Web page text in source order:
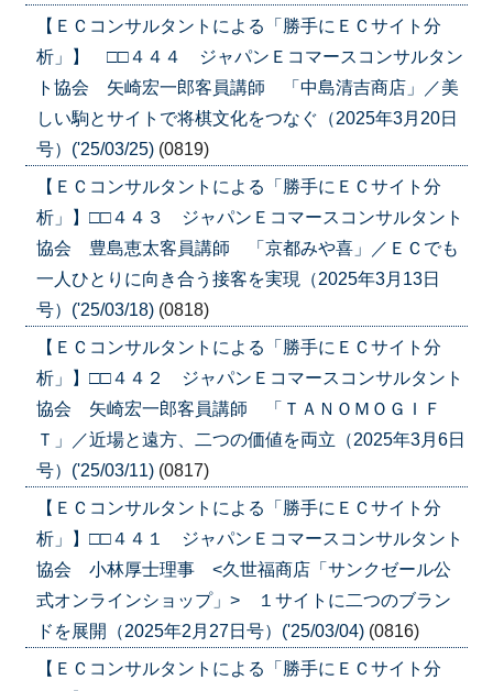
【ＥＣコンサルタントによる「勝手にＥＣサイト分
析」】 □□４４４ ジャパンＥコマースコンサルタン
ト協会 矢崎宏一郎客員講師 「中島清吉商店」／美
しい駒とサイトで将棋文化をつなぐ（2025年3月20日
号）('25/03/25) (0819)
【ＥＣコンサルタントによる「勝手にＥＣサイト分
析」】□□４４３ ジャパンＥコマースコンサルタント
協会 豊島恵太客員講師 「京都みや喜」／ＥＣでも
一人ひとりに向き合う接客を実現（2025年3月13日
号）('25/03/18) (0818)
【ＥＣコンサルタントによる「勝手にＥＣサイト分
析」】□□４４２ ジャパンＥコマースコンサルタント
協会 矢崎宏一郎客員講師 「ＴＡＮＯＭＯＧＩＦ
Ｔ」／近場と遠方、二つの価値を両立（2025年3月6日
号）('25/03/11) (0817)
【ＥＣコンサルタントによる「勝手にＥＣサイト分
析」】□□４４１ ジャパンＥコマースコンサルタント
協会 小林厚士理事 <久世福商店「サンクゼール公
式オンラインショップ」> １サイトに二つのブラン
ドを展開（2025年2月27日号）('25/03/04) (0816)
【ＥＣコンサルタントによる「勝手にＥＣサイト分